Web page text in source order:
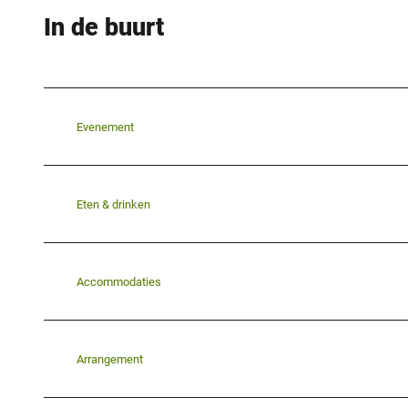
In de buurt
Evenement
Eten & drinken
Accommodaties
Arrangement